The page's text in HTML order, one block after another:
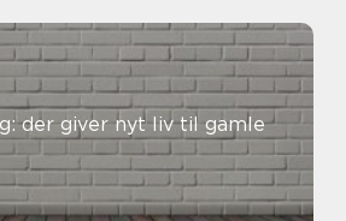
der giver nyt liv til gamle